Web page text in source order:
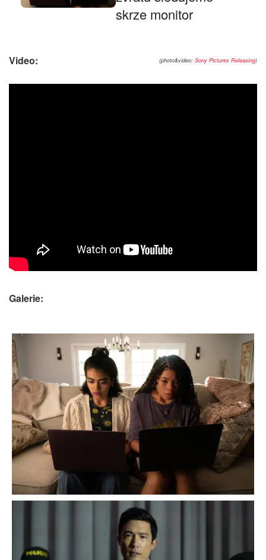
skrze monitor
(photo&video: Sony Pictures Releasing)
Video:
Galerie: